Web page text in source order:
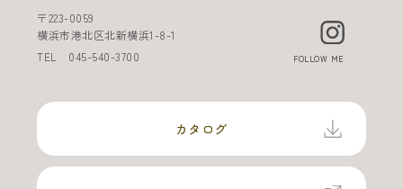
〒223-0059
横浜市港北区北新横浜1-8-1
TEL 045-540-3700 FOLLOW ME
カタログ